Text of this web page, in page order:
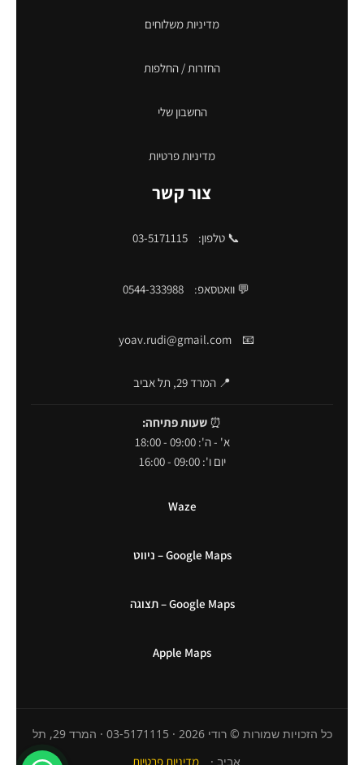
מדיניות משלוחים
החזרות / החלפות
החשבון שלי
מדיניות פרטיות
צור קשר
📞 טלפון: 03-5171115
💬 וואטסאפ: 0544-333988
📧
yoav.rudi@gmail.com
📍 המרד 29, תל אביב
⏰ שעות פתיחה:
א' - ה': 09:00 - 18:00
יום ו': 09:00 - 16:00
Waze
Google Maps – ניווט
Google Maps – תצוגה
Apple Maps
כל הזכויות שמורות © רודי 2026 · 03-5171115 · המרד 29, תל
אביב ·
מדיניות פרטיות